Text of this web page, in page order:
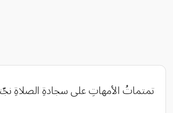
‏‎تمتماتُ الأمهاتِ على سجادةِ الصلاةِ نجّتنا من أشياءَ لم يعلمها إلا الله ❤